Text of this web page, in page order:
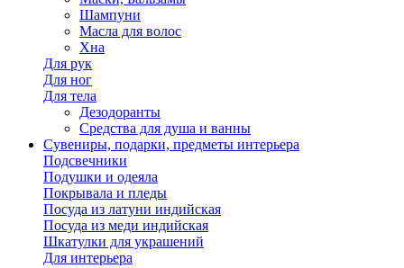
Шампуни
Масла для волос
Хна
Для рук
Для ног
Для тела
Дезодоранты
Средства для душа и ванны
Сувениры, подарки, предметы интерьера
Подсвечники
Подушки и одеяла
Покрывала и пледы
Посуда из латуни индийская
Посуда из меди индийская
Шкатулки для украшений
Для интерьера